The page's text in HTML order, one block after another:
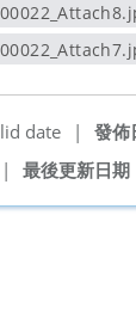
新視窗
發佈
date
|
最後更新日期
|